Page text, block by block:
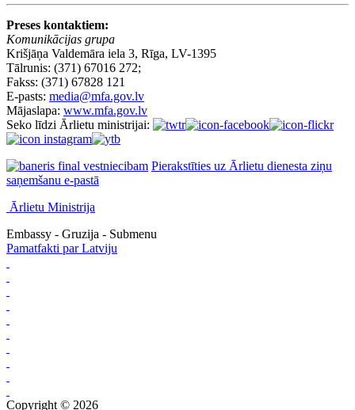
Preses kontaktiem:
Komunikācijas grupa
Krišjāņa Valdemāra iela 3, Rīga, LV-1395
Tālrunis: (371) 67016 272;
Fakss: (371) 67828 121
E-pasts: media@mfa.gov.lv
Mājaslapa: www.mfa.gov.lv
Seko līdzi Ārlietu ministrijai:
Pierakstīties uz Ārlietu dienesta ziņu
saņemšanu e-pastā
Ārlietu Ministrija
Embassy - Gruzija - Submenu
Pamatfakti par Latviju
Copyright © 2026